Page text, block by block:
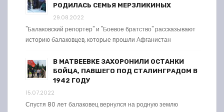
РОДИЛАСЬ СЕМЬЯ МЕРЗЛИКИНЫХ
29.08.2022
"Балаковский репортер" и "Боевое братство" рассказывают
историю балаковцев, которые прошли Афганистан
В МАТВЕЕВКЕ ЗАХОРОНИЛИ ОСТАНКИ
БОЙЦА, ПАВШЕГО ПОД СТАЛИНГРАДОМ В
1942 ГОДУ
15.07.2022
Спустя 80 лет балаковец вернулся на родную землю